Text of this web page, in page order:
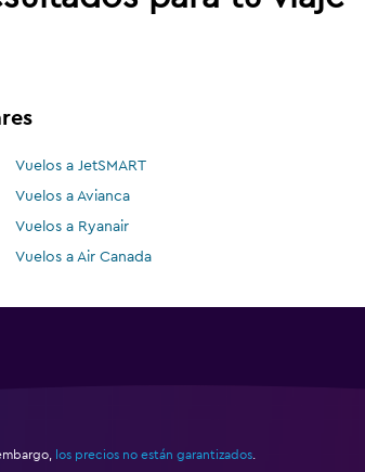
Vuelos a JetSMART
Vuelos a Avianca
Vuelos a Ryanair
Vuelos a Air Canada
los precios no están garantizados.